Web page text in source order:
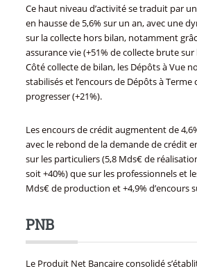
Ce haut niveau d’activité se traduit par
en hausse de 5,6% sur un an, avec une
sur la collecte hors bilan, notamment
assurance vie (+51% de collecte brute
Côté collecte de bilan, les Dépôts à Vue
stabilisés et l’encours de Dépôts à
progresser (+21%).
Les encours de crédit augmentent de
avec le rebond de la demande de crédit
sur les particuliers (5,8 Mds€ de
soit +40%) que sur les professionnels et
Mds€ de production et +4,9% d’encours
PNB
Le Produit Net Bancaire consolidé